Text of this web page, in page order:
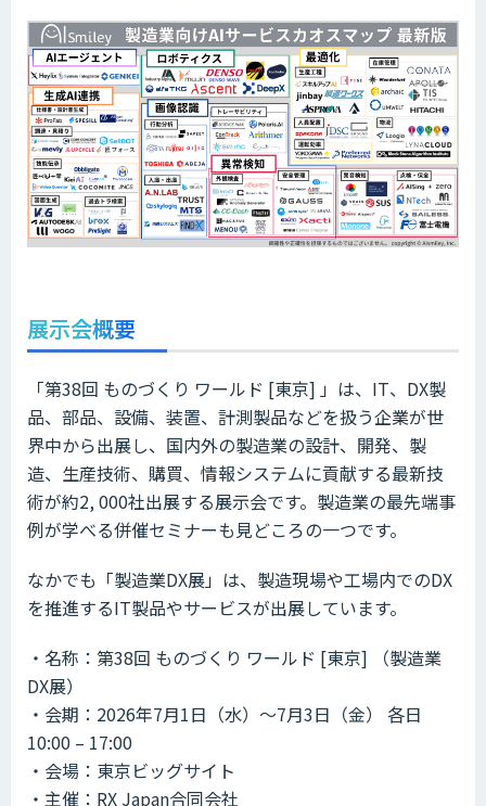
展示会概要
「第38回 ものづくり ワールド [東京] 」は、IT、DX製
品、部品、設備、装置、計測製品などを扱う企業が世
界中から出展し、国内外の製造業の設計、開発、製
造、生産技術、購買、情報システムに貢献する最新技
術が約2, 000社出展する展示会です。製造業の最先端事
例が学べる併催セミナーも見どころの一つです。
なかでも「製造業DX展」は、製造現場や工場内でのDX
を推進するIT製品やサービスが出展しています。
・名称：第38回 ものづくり ワールド [東京] （製造業
DX展）
・会期：2026年7月1日（水）～7月3日（金） 各日
10:00 – 17:00
・会場：東京ビッグサイト
・主催：RX Japan合同会社